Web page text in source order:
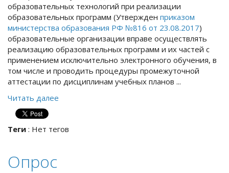
образовательных технологий при реализации
образовательных программ (Утвержден приказом
министерства образования РФ №816 от 23.08.2017)
образовательные организации вправе осуществлять
реализацию образовательных программ и их частей с
применением исключительно электронного обучения, в
том числе и проводить процедуры промежуточной
аттестации по дисциплинам учебных планов ...
Читать далее
Теги : Нет тегов
Опрос